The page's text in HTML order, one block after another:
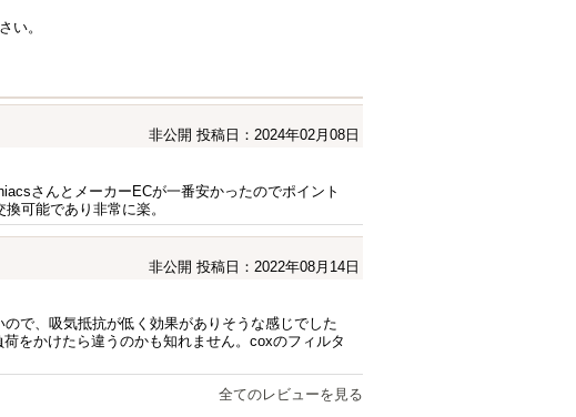
い。
非公開 投稿日：2024年02月08日
さんとメーカーECが一番安かったのでポイント
可能であり非常に楽。
非公開 投稿日：2022年08月14日
で、吸気抵抗が低く効果がありそうな感じでした
をかけたら違うのかも知れません。coxのフィルタ
全てのレビューを見る